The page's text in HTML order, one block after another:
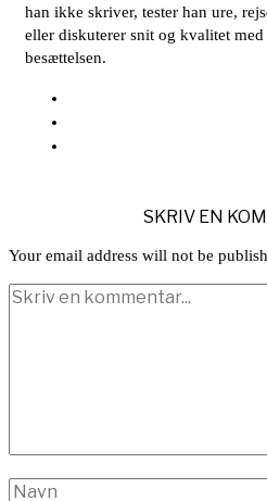
han ikke skriver, tester han ure,
eller diskuterer snit og kvalitet
besættelsen.
SKRIV EN
Your email address will not be